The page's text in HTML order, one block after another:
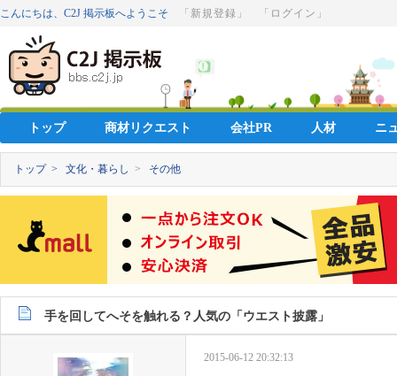
こんにちは、C2J 掲示板へようこそ 「新規登録」 「ログイン」
トップ 商材リクエスト 会社PR 人材 ニ
トップ > 文化・暮らし > その他
手を回してへそを触れる？人気の「ウエスト披露」
2015-06-12 20:32:13